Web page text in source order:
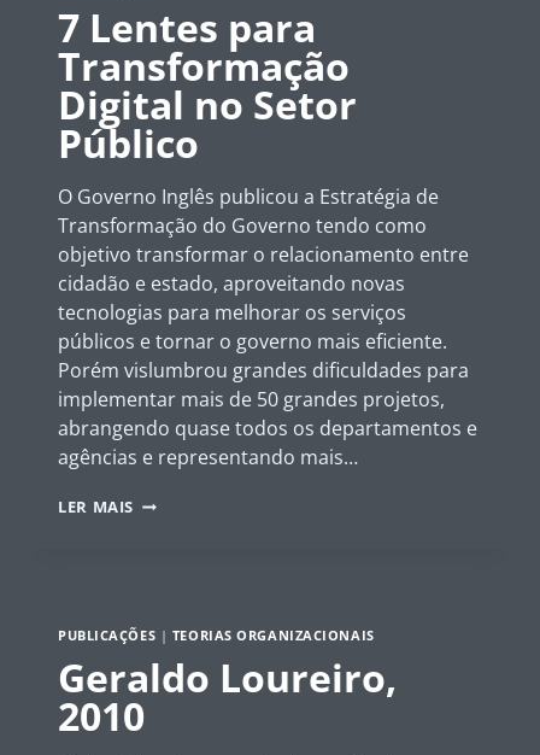
7 Lentes para
Transformação
Digital no Setor
Público
O Governo Inglês publicou a Estratégia de
Transformação do Governo tendo como
objetivo transformar o relacionamento entre
cidadão e estado, aproveitando novas
tecnologias para melhorar os serviços
públicos e tornar o governo mais eficiente.
Porém vislumbrou grandes dificuldades para
implementar mais de 50 grandes projetos,
abrangendo quase todos os departamentos e
agências e representando mais…
LER MAIS
SETOR
PÚBLICO
PUBLICAÇÕES | TEORIAS ORGANIZACIONAIS
Geraldo Loureiro,
2010